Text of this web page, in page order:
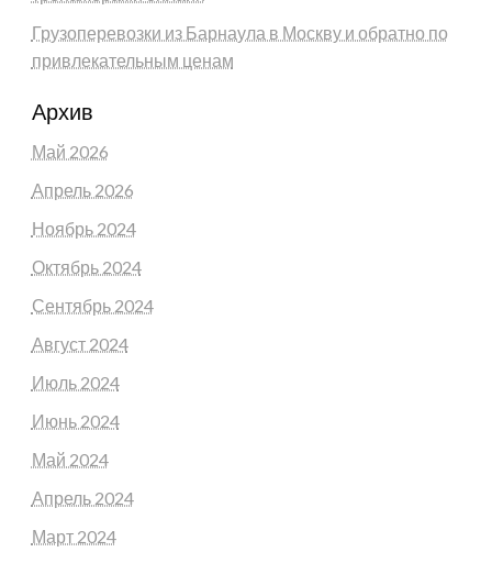
Грузоперевозки из Барнаула в Москву и обратно по
привлекательным ценам
Архив
Май 2026
Апрель 2026
Ноябрь 2024
Октябрь 2024
Сентябрь 2024
Август 2024
Июль 2024
Июнь 2024
Май 2024
Апрель 2024
Март 2024